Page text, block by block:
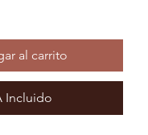
al carrito
Incluido